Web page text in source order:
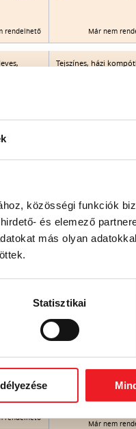
közösségi funkciók
és elemező
más olyan
Statisztikai
rendelhető Már nem
Tejszínes, házi
rendelhető Már nem
1.060 FT
rendelhető
zöldségekkel,
bambuszrüggyel)
Már nem